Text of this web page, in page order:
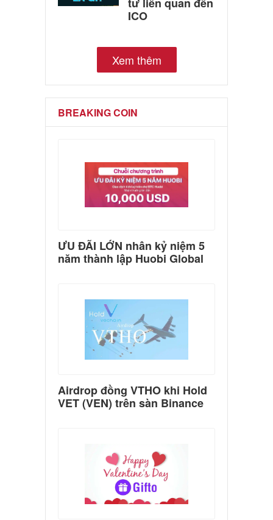
tư liên quan đến
ICO
Xem thêm
BREAKING COIN
ƯU ĐÃI LỚN nhân kỷ niệm 5
năm thành lập Huobi Global
Airdrop đồng VTHO khi Hold
VET (VEN) trên sàn Binance